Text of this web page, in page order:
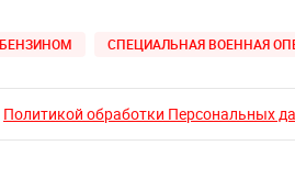
СПЕЦИАЛЬНАЯ ВОЕННАЯ
Политикой обработки Персональных